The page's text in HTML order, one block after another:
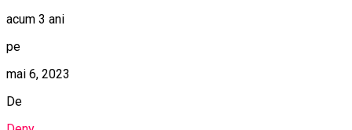
acum 3 ani
pe
mai 6, 2023
De